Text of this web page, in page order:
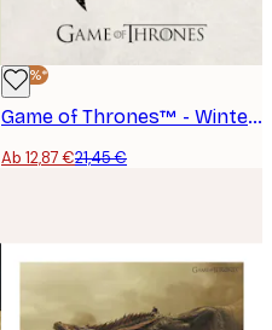
-40%*
Game of Thrones™ - Winter is Coming Poster
Ab 12,87 €21,45 €